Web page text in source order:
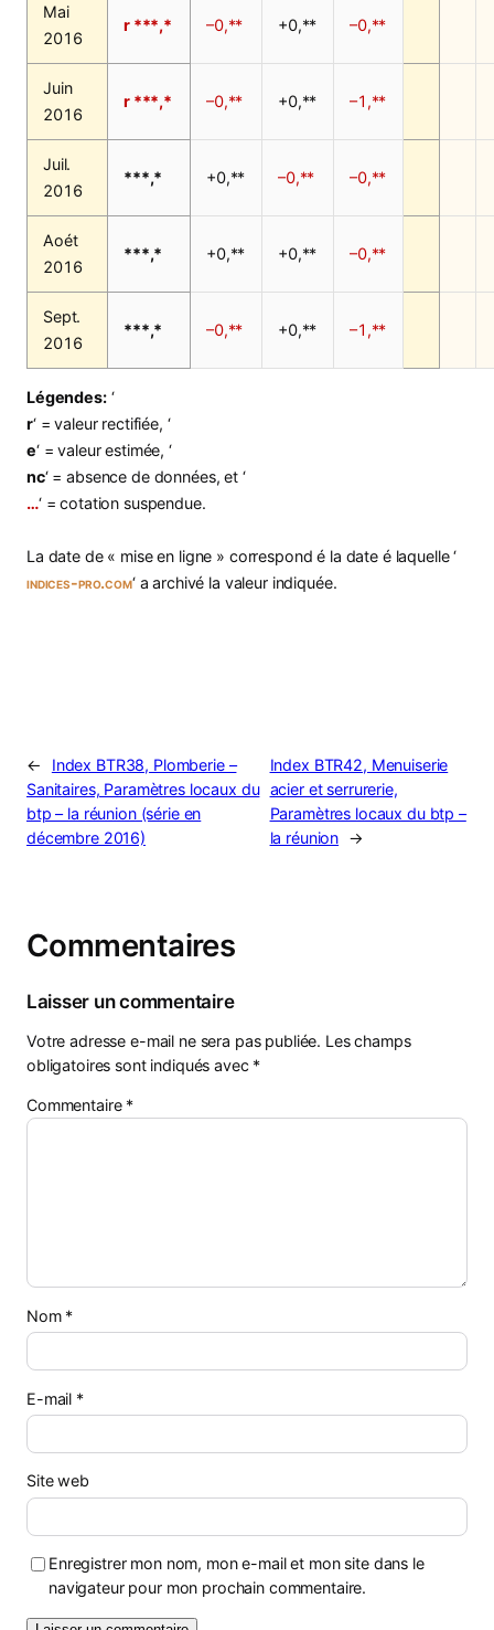
Mai
2016
r ***,* –0,** +0,** –0,**
Juin
2016
r ***,* –0,** +0,** –1,**
Juil.
2016
***,* +0,** –0,** –0,**
Aoét
2016
***,* +0,** +0,** –0,**
Sept.
2016
***,* –0,** +0,** –1,**
Légendes:‘
r‘ = valeur rectifiée, ‘
e‘ = valeur estimée, ‘
nc‘ = absence de données, et ‘
…‘ = cotation suspendue.
La date de « mise en ligne » correspond é la date é laquelle ‘
indices-pro.com‘ a archivé la valeur indiquée.
←
Index BTR38, Plomberie –
Sanitaires, Paramètres locaux du
btp – la réunion (série en
décembre 2016)
Index BTR42, Menuiserie
acier et serrurerie,
Paramètres locaux du btp –
la réunion →
Commentaires
Laisser un commentaire
Votre adresse e-mail ne sera pas publiée. Les champs
obligatoires sont indiqués avec *
Commentaire *
Nom *
E-mail *
Site web
Enregistrer mon nom, mon e-mail et mon site dans le
navigateur pour mon prochain commentaire.